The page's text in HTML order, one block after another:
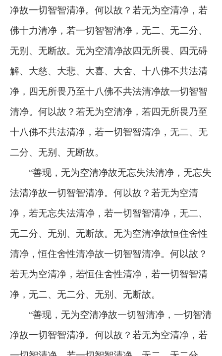
净故一切智智清净。何以故？若无为空清净，若
佛十力清净，若一切智智清净，无二、无二分、
无别、无断故。无为空清净故四无所畏、四无碍
解、大慈、大悲、大喜、大舍、十八佛不共法清
净，四无所畏乃至十八佛不共法清净故一切智智
清净。何以故？若无为空清净，若四无所畏乃至
十八佛不共法清净，若一切智智清净，无二、无
二分、无别、无断故。
“善现，无为空清净故无忘失法清净，无忘失
法清净故一切智智清净。何以故？若无为空清
净，若无忘失法清净，若一切智智清净，无二、
无二分、无别、无断故。无为空清净故恒住舍性
清净，恒住舍性清净故一切智智清净。何以故？
若无为空清净，若恒住舍性清净，若一切智智清
净，无二、无二分、无别、无断故。
“善现，无为空清净故一切智清净，一切智清
净故一切智智清净。何以故？若无为空清净，若